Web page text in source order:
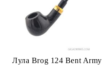
Лула Brog 124 Bent Army